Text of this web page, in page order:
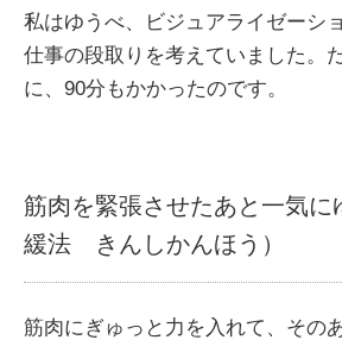
私はゆうべ、ビジュアライゼーシ
仕事の段取りを考えていました。
に、90分もかかったのです。
筋肉を緊張させたあと一気に
緩法 きんしかんほう）
筋肉にぎゅっと力を入れて、その